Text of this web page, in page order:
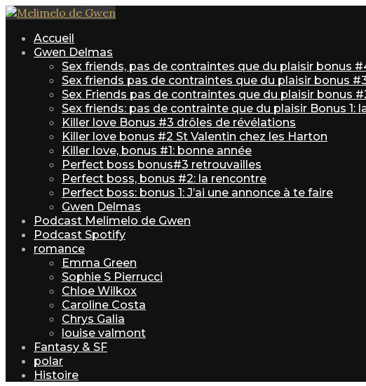
Accueil
Gwen Delmas
Sex friends, pas de contraintes que du plaisir bonus
Sex friends pas de contraintes que du plaisir bonus
Sex Friends pas de contraintes que du plaisir bonus
Sex friends: pas de contrainte que du plaisir Bonus 1:
Killer love Bonus #3 drôles de révélations
Killer love bonus #2 St Valentin chez les Harton
Killer love, bonus #1: bonne année
Perfect boss bonus#3 retrouvailles
Perfect boss, bonus #2: la rencontre
Perfect boss: bonus 1: J’ai une annonce à te faire
Gwen Delmas
Podcast Melimelo de Gwen
Podcast Spotify
romance
Emma Green
Sophie S Pierrucci
Chloe Wilkox
Caroline Costa
Chrys Galia
louise valmont
Fantasy & SF
polar
Histoire